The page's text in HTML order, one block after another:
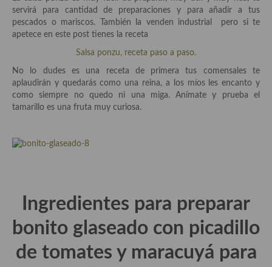
Sales y polvos
Salsas y mojos
Aperitivos
Bebidas
demás
Ensaladas
Entrantes
Gazpachos, salmorejos, sopas y cremas frías
servirá para cantidad de preparaciones y para añadir a tus
pescados o mariscos. También la venden industrial pero si te
apetece en este post tienes la receta
Salsa ponzu, receta paso a paso.
No lo dudes es una receta de primera tus comensales te
aplaudirán y quedarás como una reina, a los míos les encanto y
como siempre no quedo ni una miga. Anímate y prueba el
tamarillo es una fruta muy curiosa.
Ingredientes para preparar
bonito glaseado con picadillo
de tomates y maracuyá para